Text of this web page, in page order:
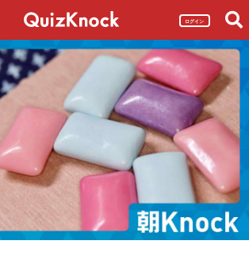
ログイン